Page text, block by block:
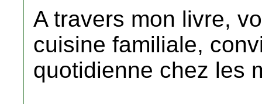
A travers mon livre,
cuisine familiale,
quotidienne chez les